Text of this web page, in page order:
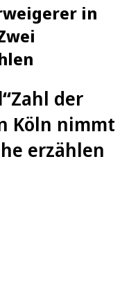
in
Zahl der
Köln nimmt
erzählen